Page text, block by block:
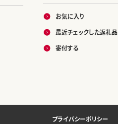
お気に入り
最近チェックした返礼品
寄付する
プライバシーポリシー